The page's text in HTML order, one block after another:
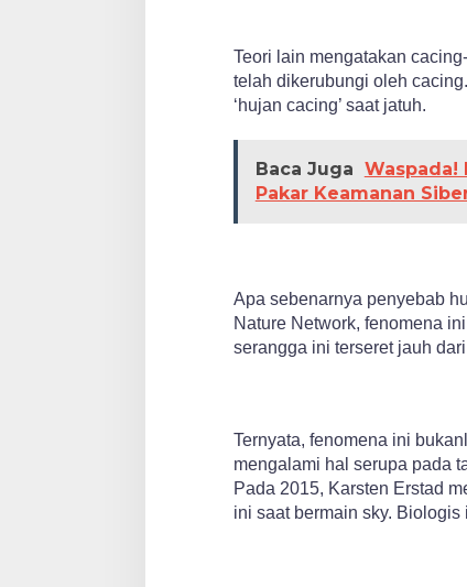
Teori lain mengatakan
telah dikerubungi oleh
‘hujan cacing’ saat jatuh.
Baca Juga Waspada!
Pakar Keamanan
Apa sebenarnya penyebab
Nature Network, fenomena
serangga ini terseret jauh
Ternyata, fenomena ini
mengalami hal serupa pada
Pada 2015, Karsten Erstad
ini saat bermain sky.